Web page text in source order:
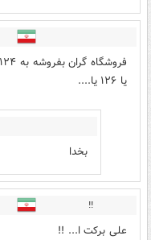
یا ۱۲۶ یا....
بخدا
!!
علی برکت ا... !!